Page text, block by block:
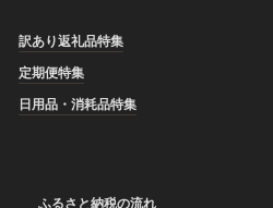
訳あり返礼品特集
定期便特集
日用品・消耗品特集
ふるさと納税の流れ